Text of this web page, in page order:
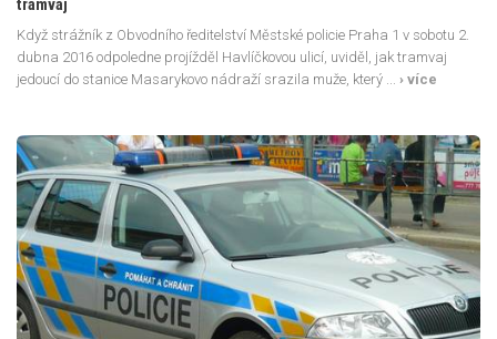
tramvaj
Když strážník z Obvodního ředitelství Městské policie Praha 1 v sobotu 2.
dubna 2016 odpoledne projížděl Havlíčkovou ulicí, uviděl, jak tramvaj
jedoucí do stanice Masarykovo nádraží srazila muže, který ... › více